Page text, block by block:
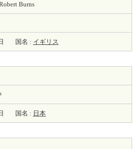
Burns
国名 : イギリス
国名 : 日本